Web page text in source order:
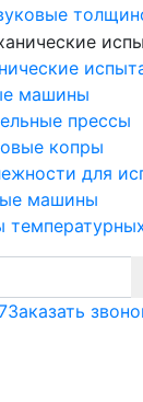
машины
прессы
копры
для
машины
Заказать